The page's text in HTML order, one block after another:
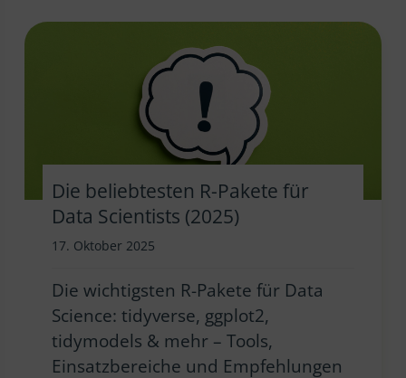
Die beliebtesten R-Pakete für
Data Scientists (2025)
17. Oktober 2025
Die wichtigsten R-Pakete für Data
Science: tidyverse, ggplot2,
tidymodels & mehr – Tools,
Einsatzbereiche und Empfehlungen